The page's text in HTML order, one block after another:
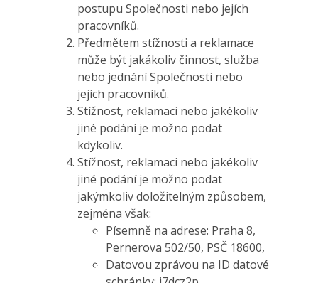
postupu Společnosti nebo jejích
pracovníků.
Předmětem stížnosti a reklamace
může být jakákoliv činnost, služba
nebo jednání Společnosti nebo
jejích pracovníků.
Stížnost, reklamaci nebo jakékoliv
jiné podání je možno podat
kdykoliv.
Stížnost, reklamaci nebo jakékoliv
jiné podání je možno podat
jakýmkoliv doložitelným způsobem,
zejména však:
Písemně na adrese: Praha 8,
Pernerova 502/50, PSČ 18600,
Datovou zprávou na ID datové